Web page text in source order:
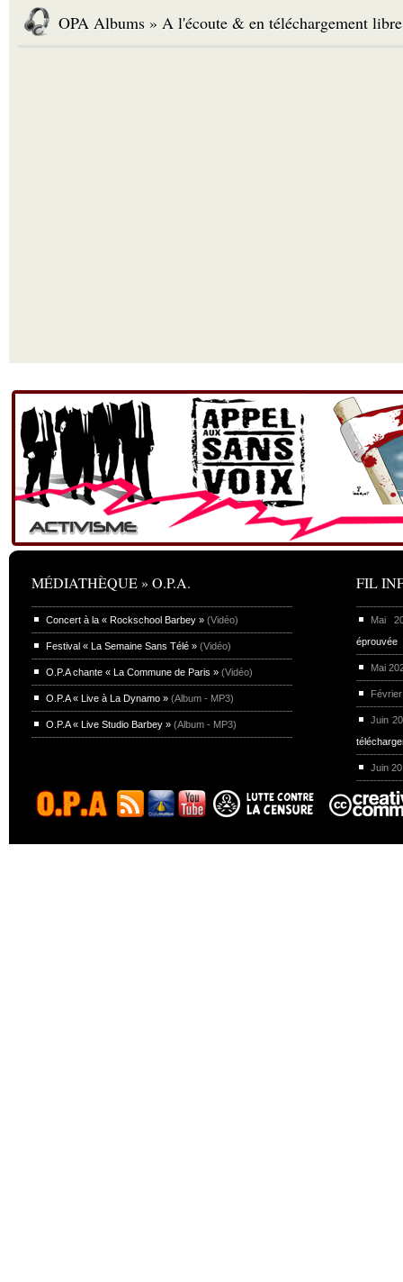
OPA Albums » A l'écoute & en téléchargement
MÉDIATHÈQUE » O.P.A.
Concert à la « Rockschool Barbey » (Vidéo)
Festival « La Semaine Sans Télé » (Vidéo)
O.P.A chante « La Commune de Paris » (Vidéo)
O.P.A « Live à La Dynamo » (Album - MP3)
O.P.A « Live Studio Barbey » (Album - MP3)
FIL
Mai
éprouvée
Mai
Juin
Juin